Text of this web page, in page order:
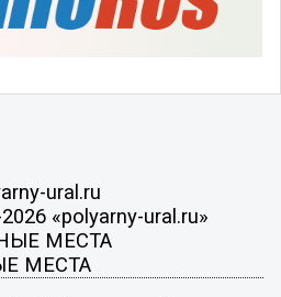
ural.ru
«polyarny-ural.ru»
МЕСТА
МЕСТА